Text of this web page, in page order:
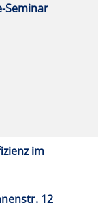
Seminar
im
12